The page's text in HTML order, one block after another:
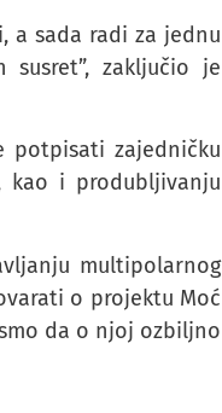
a sada radi za jednu
zaključio je
potpisati zajedničku
kao i produbljivanju
multipolarnog
o projektu Moć
da o njoj ozbiljno